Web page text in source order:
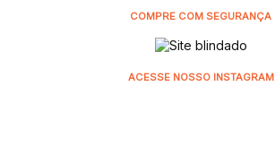
COMPRE COM SEGURANÇA
ACESSE NOSSO INSTAGRAM